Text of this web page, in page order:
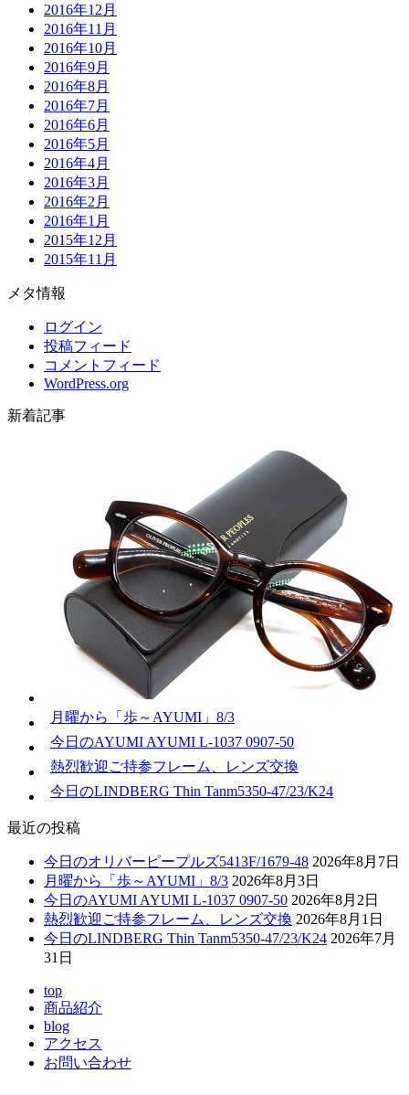
2016年12月
2016年11月
2016年10月
2016年9月
2016年8月
2016年7月
2016年6月
2016年5月
2016年4月
2016年3月
2016年2月
2016年1月
2015年12月
2015年11月
メタ情報
ログイン
投稿フィード
コメントフィード
WordPress.org
新着記事
月曜から「歩～AYUMI」8/3
今日のAYUMI AYUMI L-1037 0907-50
熱烈歓迎ご持参フレーム、レンズ交換
今日のLINDBERG Thin Tanm5350-47/23/K24
最近の投稿
今日のオリバーピープルズ5413F/1679-48 2026年8月7日
月曜から「歩～AYUMI」8/3 2026年8月3日
今日のAYUMI AYUMI L-1037 0907-50 2026年8月2日
熱烈歓迎ご持参フレーム、レンズ交換 2026年8月1日
今日のLINDBERG Thin Tanm5350-47/23/K24 2026年7月
31日
top
商品紹介
blog
アクセス
お問い合わせ